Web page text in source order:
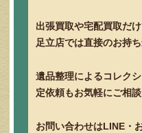
出張買取や宅配買取だ
足立店では直接のお持
遺品整理によるコレク
定依頼もお気軽にご相談
お問い合わせはLINE・